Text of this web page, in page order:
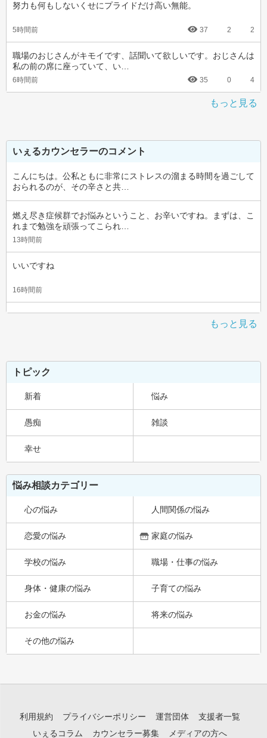
努力も何もしないくせにプライドだけ高い無能。
5時間前 37 2 2
職場のおじさんがキモイです、話聞いて欲しいです。おじさんは
私の前の席に座っていて、い…
6時間前 35 0 4
もっと見る
いぇるカウンセラーのコメント
こんにちは。公私ともに非常にストレスの溜まる時間を過ごして
おられるのが、その辛さと共…
燃え尽き症候群でお悩みということ、お辛いですね。まずは、こ
れまで勉強を頑張ってこられ…
13時間前
いいですね
16時間前
もっと見る
トピック
新着 悩み
愚痴 雑談
幸せ
悩み相談カテゴリー
心の悩み 人間関係の悩み
恋愛の悩み 家庭の悩み
学校の悩み 職場・仕事の悩み
身体・健康の悩み 子育ての悩み
お金の悩み 将来の悩み
その他の悩み
利用規約 プライバシーポリシー 運営団体
支援者一覧
いぇるコラム
カウンセラー募集 メディアの方へ